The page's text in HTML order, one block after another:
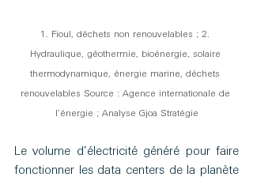
1. Fioul, déchets non renouvelables ; 2.
Hydraulique, géothermie, bioénergie, solaire
thermodynamique, énergie marine, déchets
renouvelables Source : Agence internationale de
l’énergie ; Analyse Gjoa Stratégie
Le volume d’électricité généré pour faire
fonctionner les data centers de la planète